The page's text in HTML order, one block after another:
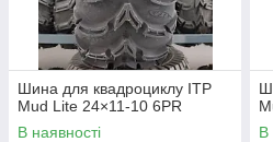
Шина для квадроциклу ITP
Mud Lite 24×11-10 6PR
В наявності
В